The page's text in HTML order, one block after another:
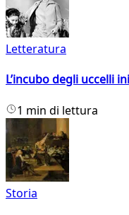
Letteratura
L’incubo degli uccelli
1 min di lettura
Storia